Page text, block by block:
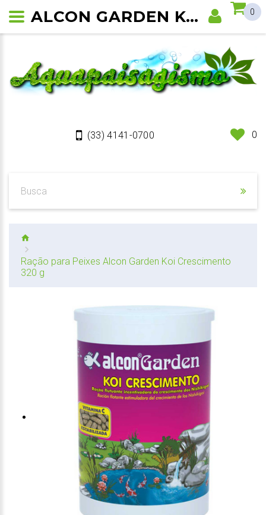
(33) 4141-0700 0
0
Ração para Peixes Alcon Garden Koi Crescimento
320 g
ALCON GARDEN KOI CRESCIMENTO - RAÇÃO PARA PEIXES